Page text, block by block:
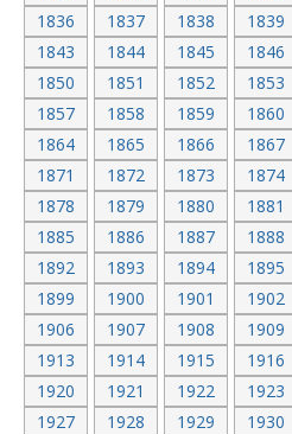
1836
1837 1838 1839
1843
1844 1845 1846
1850
1851 1852 1853
1857
1858 1859 1860
1864
1865 1866 1867
1871
1872 1873 1874
1878
1879 1880 1881
1885
1886 1887 1888
1892
1893 1894 1895
1899
1900 1901 1902
1906
1907 1908 1909
1913
1914 1915 1916
1920
1921 1922 1923
1927
1928 1929 1930